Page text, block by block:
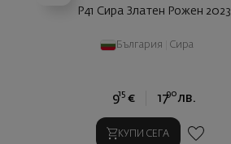
P41 Сира Златен Рожен 2023
България Сира
915 € 1790 лв.
КУПИ СЕГА